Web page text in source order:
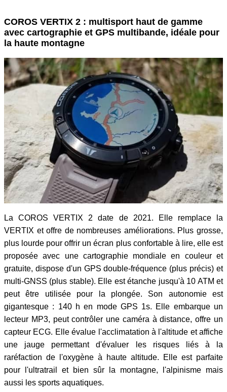
COROS VERTIX 2 : multisport haut de gamme
avec cartographie et GPS multibande, idéale pour
la haute montagne
La COROS VERTIX 2 date de 2021. Elle remplace la
VERTIX et offre de nombreuses améliorations. Plus grosse,
plus lourde pour offrir un écran plus confortable à lire, elle est
proposée avec une cartographie mondiale en couleur et
gratuite, dispose d'un GPS double-fréquence (plus précis) et
multi-GNSS (plus stable). Elle est étanche jusqu'à 10 ATM et
peut être utilisée pour la plongée. Son autonomie est
gigantesque : 140 h en mode GPS 1s. Elle embarque un
lecteur MP3, peut contrôler une caméra à distance, offre un
capteur ECG. Elle évalue l'acclimatation à l'altitude et affiche
une jauge permettant d'évaluer les risques liés à la
raréfaction de l'oxygène à haute altitude. Elle est parfaite
pour l'ultratrail et bien sûr la montagne, l'alpinisme mais
aussi les sports aquatiques.